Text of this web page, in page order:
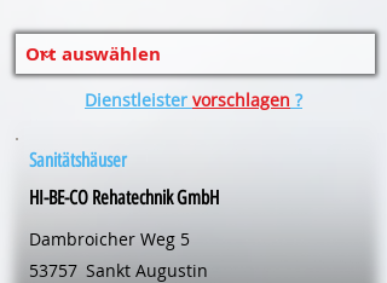
Dienstleister vorschlagen ?
Sanitätshäuser
HI-BE-CO Rehatechnik GmbH
Dambroicher Weg 5
53757 Sankt Augustin